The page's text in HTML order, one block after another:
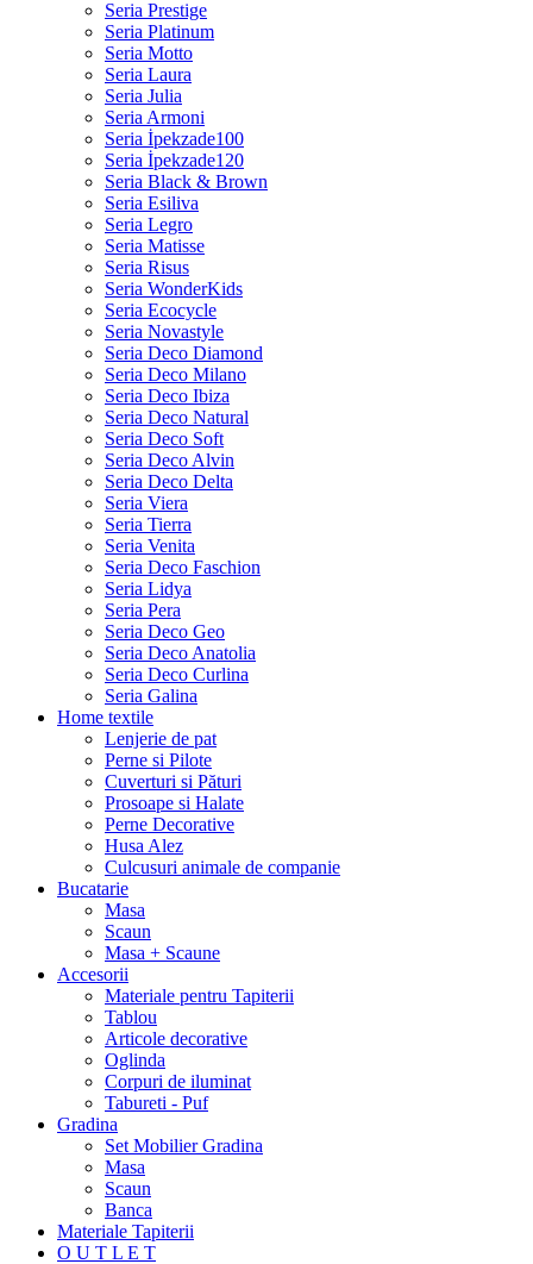
Seria Prestige
Seria Platinum
Seria Motto
Seria Laura
Seria Julia
Seria Armoni
Seria İpekzade100
Seria İpekzade120
Seria Black & Brown
Seria Esiliva
Seria Legro
Seria Matisse
Seria Risus
Seria WonderKids
Seria Ecocycle
Seria Novastyle
Seria Deco Diamond
Seria Deco Milano
Seria Deco Ibiza
Seria Deco Natural
Seria Deco Soft
Seria Deco Alvin
Seria Deco Delta
Seria Viera
Seria Tierra
Seria Venita
Seria Deco Faschion
Seria Lidya
Seria Pera
Seria Deco Geo
Seria Deco Anatolia
Seria Deco Curlina
Seria Galina
Home textile
Lenjerie de pat
Perne si Pilote
Cuverturi si Pături
Prosoape si Halate
Perne Decorative
Husa Alez
Culcusuri animale de companie
Bucatarie
Masa
Scaun
Masa + Scaune
Accesorii
Materiale pentru Tapiterii
Tablou
Articole decorative
Oglinda
Corpuri de iluminat
Tabureti - Puf
Gradina
Set Mobilier Gradina
Masa
Scaun
Banca
Materiale Tapiterii
O U T L E T